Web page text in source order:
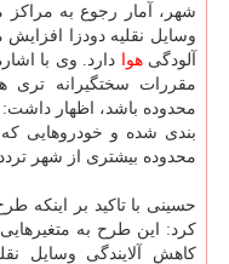
شهر، آمار رجوع به مراكز
وسایل نقلیه دودزا افزایش
آلودگیهوا
مقررات سختگیرانه تری
محدوده باشد، اظهار داشت:
بندی شده و خودروهایی كه
محدوده بیشتری از شهر تردد
كرد: این طرح به
كاهش آلایندگی وسایل